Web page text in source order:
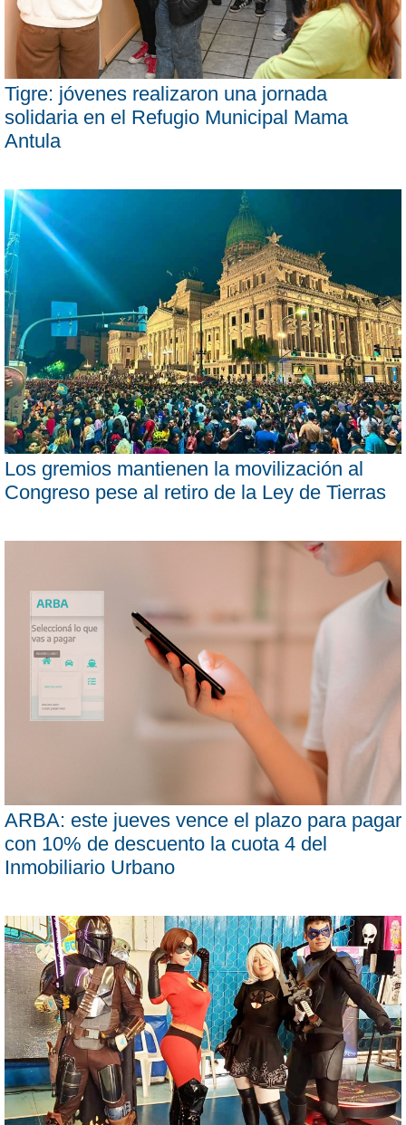
Tigre: jóvenes realizaron una jornada
solidaria en el Refugio Municipal Mama
Antula
Los gremios mantienen la movilización al
Congreso pese al retiro de la Ley de Tierras
ARBA: este jueves vence el plazo para pagar
con 10% de descuento la cuota 4 del
Inmobiliario Urbano